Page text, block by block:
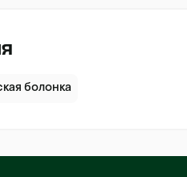
болонка